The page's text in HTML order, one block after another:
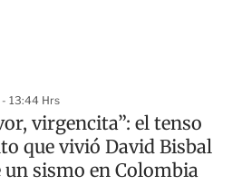
13:44 Hrs
virgencita”: el tenso
que vivió David Bisbal
sismo en Colombia